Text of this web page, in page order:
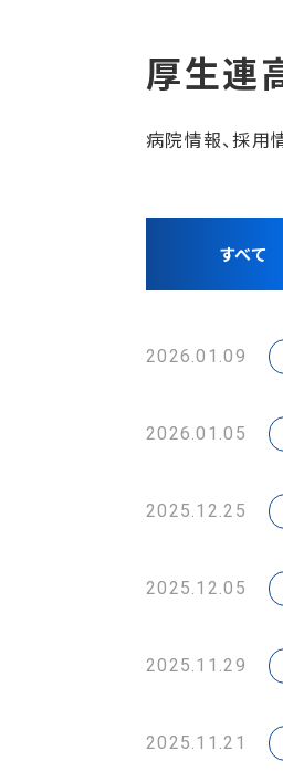
厚生連
病院情報、採用
すべて
2026.01.09
2026.01.05
2025.12.25
2025.12.05
2025.11.29
2025.11.21